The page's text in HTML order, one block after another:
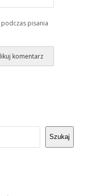
pisania
Szukaj